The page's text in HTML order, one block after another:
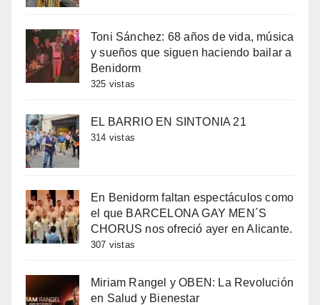
Toni Sánchez: 68 años de vida, música
y sueños que siguen haciendo bailar a
Benidorm
325 vistas
EL BARRIO EN SINTONIA 21
314 vistas
En Benidorm faltan espectáculos como
el que BARCELONA GAY MEN´S
CHORUS nos ofreció ayer en Alicante.
307 vistas
Miriam Rangel y OBEN: La Revolución
en Salud y Bienestar